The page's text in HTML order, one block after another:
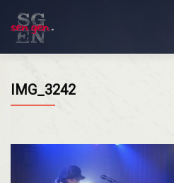
IMG_3242